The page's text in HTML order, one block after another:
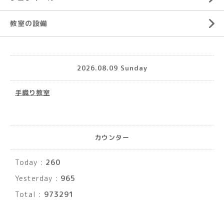
教室の設備
2026.08.09 Sunday
手織り教室
カウンター
Today : 260
Yesterday : 965
Total : 973291